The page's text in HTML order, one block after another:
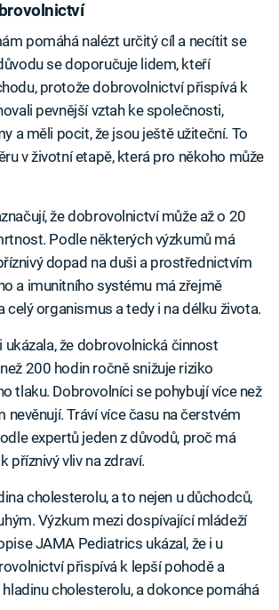
pomáhá nalézt určitý cíl a necítit se
se doporučuje lidem, kteří
protože dobrovolnictví přispívá k
pevnější vztah ke společnosti,
a měli pocit, že jsou ještě užiteční. To
v životní etapě, která pro někoho může
že dobrovolnictví může až o 20
Podle některých výzkumů má
dopad na duši a prostřednictvím
a imunitního systému má zřejmě
celý organismus a tedy i na délku života.
ukázala, že dobrovolnická činnost
200 hodin ročně snižuje riziko
tlaku. Dobrovolníci se pohybují více než
nevěnují. Tráví více času na čerstvém
expertů jeden z důvodů, proč má
příznivý vliv na zdraví.
cholesterolu, a to nejen u důchodců,
Výzkum mezi dospívající mládeží
JAMA Pediatrics ukázal, že i u
přispívá k lepší pohodě a
cholesterolu, a dokonce pomáhá